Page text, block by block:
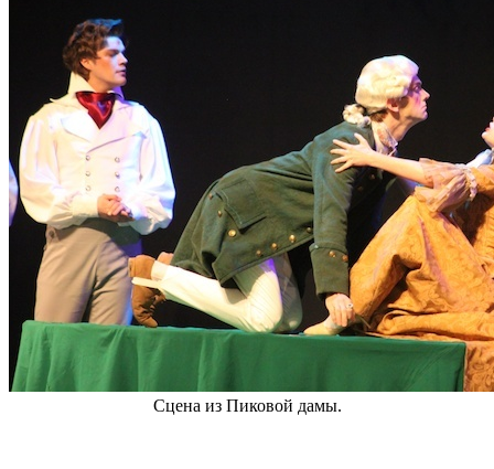
Сцена из Пиковой дамы.